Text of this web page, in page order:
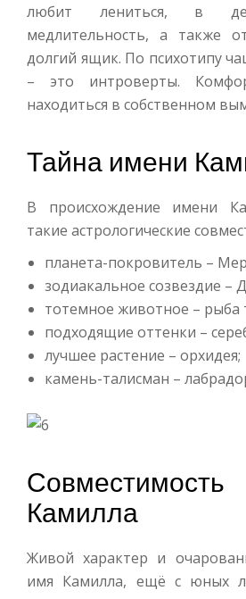
любит лениться, в
медлительность, а также
долгий ящик. По психотипу
– это интроверты.
находиться в собственном
Тайна имени
В происхождение имени
такие астрологические
планета-покровитель –
зодиакальное созвездие –
тотемное животное – рыба
подходящие оттенки –
лучшее растение – орхидея;
камень-талисман –
Камилла
Живой характер и
имя Камилла, ещё с юных